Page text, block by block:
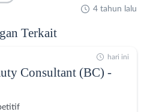
4 tahun lalu
Terkait
Consultant (BC) -
hari ini